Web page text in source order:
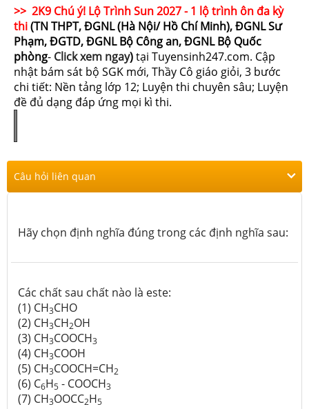
>> 2K9 Chú ý! Lộ Trình Sun 2027 - 1 lộ trình ôn đa kỳ
thi(TN THPT, ĐGNL (Hà Nội/ Hồ Chí Minh), ĐGNL Sư
Phạm, ĐGTD, ĐGNL Bộ Công an, ĐGNL Bộ Quốc
phòng- Click xem ngay)tại Tuyensinh247.com. Cập
nhật bám sát bộ SGK mới, Thầy Cô giáo giỏi, 3 bước
chi tiết: Nền tảng lớp 12; Luyện thi chuyên sâu; Luyện
đề đủ dạng đáp ứng mọi kì thi.
Câu hỏi liên quan
Hãy chọn định nghĩa đúng trong các định nghĩa sau:
Các chất sau chất nào là este:
(1) CH3CHO
(2) CH3CH2OH
(3) CH3COOCH3
(4) CH3COOH
(5) CH3COOCH=CH2
(6) C6H5 - COOCH3
(7) CH3OOCC2H5